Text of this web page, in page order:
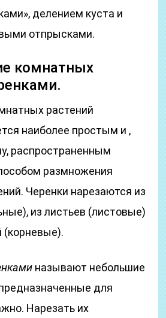
делением куста и
отпрысками.
комнатных
растений
наиболее простым и ,
распространенным
размножения
Черенки нарезаются из
из листьев (листовые)
(корневые).
называют небольшие
для
Нарезать их